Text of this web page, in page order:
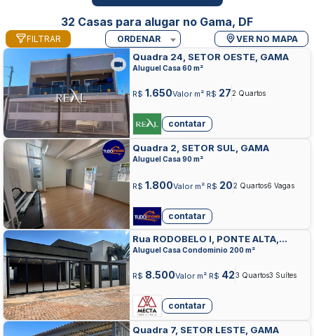
32 Casas para alugar no Gama, DF
FILTRAR ORDENAR VER NO MAPA
Quadra 24, SETOR OESTE, GAMA
Aluguel Casa 60 m²
R$ 1.650Valor m² R$ 272 Quartos
contatar
Quadra 2, SETOR SUL, GAMA
Aluguel Casa 90 m²
R$ 1.800Valor m² R$ 202 Quartos6 Vagas
contatar
Rua RODOBELO I, PONTE ALTA,
GAMA
Aluguel Casa Condominio 200 m²
R$ 8.500Valor m² R$ 423 Quartos3 Suítes
contatar
Quadra 7, SETOR LESTE, GAMA